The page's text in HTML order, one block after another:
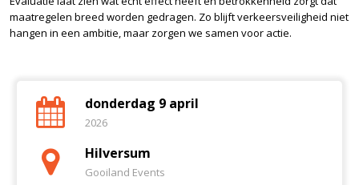
maatregelen breed worden gedragen. Zo blijft verkeersveiligheid niet
hangen in een ambitie, maar zorgen we samen voor actie.
donderdag 9 april
2026
Hilversum
Gooiland Events